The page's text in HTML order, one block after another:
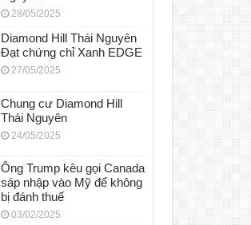
28/05/2025
Diamond Hill Thái Nguyên
Đạt chứng chỉ Xanh EDGE
27/05/2025
Chung cư Diamond Hill
Thái Nguyên
24/05/2025
Ông Trump kêu gọi Canada
sáp nhập vào Mỹ để không
bị đánh thuế
03/02/2025